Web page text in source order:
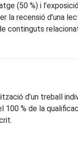
(50 %) i
la recensió d’una
continguts
d’un treball
100 % de la